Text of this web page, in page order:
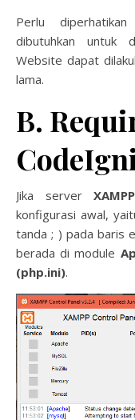
Perlu
dibutuhkan untuk
Website dapat
lama.
B.
Jika server
konfigurasi awal,
tanda ; ) pada baris
berada di module
(php.ini).